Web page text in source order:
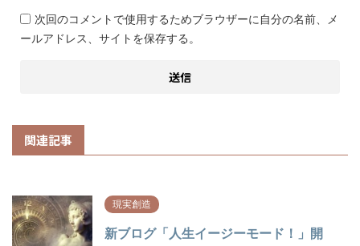
次回のコメントで使用するためブラウザーに自分の名前、メ
ールアドレス、サイトを保存する。
関連記事
現実創造
新ブログ「人生イージーモード！」開